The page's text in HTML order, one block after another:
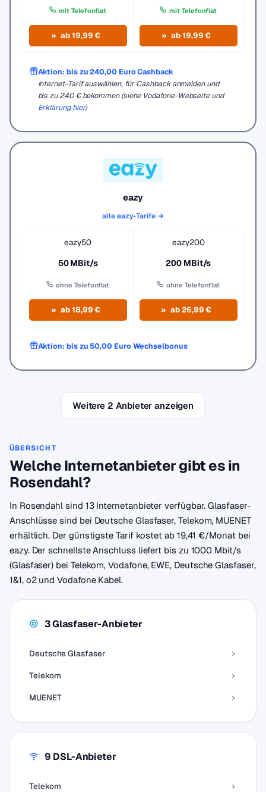
mit Telefonflat
ab 19,99 €
mit Telefonflat
ab 19,99 €
Aktion: bis zu 240,00 Euro Cashback
Internet-Tarif auswählen, für Cashback anmelden und
bis zu 240 € bekommen (siehe Vodafone-Webseite und
Erklärung hier)
eazy
alle eazy-Tarife →
eazy50
50 MBit/s
ohne Telefonflat
ab 18,99 €
eazy200
200 MBit/s
ohne Telefonflat
ab 26,99 €
Aktion: bis zu 50,00 Euro Wechselbonus
Weitere 2 Anbieter anzeigen
ÜBERSICHT
Welche Internetanbieter gibt es in
Rosendahl?
In Rosendahl sind 13 Internetanbieter verfügbar. Glasfaser-
Anschlüsse sind bei Deutsche Glasfaser, Telekom, MUENET
erhältlich. Der günstigste Tarif kostet ab 19,41 €/Monat bei
eazy. Der schnellste Anschluss liefert bis zu 1000 Mbit/s
(Glasfaser) bei Telekom, Vodafone, EWE, Deutsche Glasfaser,
1&1, o2 und Vodafone Kabel.
3 Glasfaser-Anbieter
Deutsche Glasfaser
Telekom
MUENET
9 DSL-Anbieter
Telekom